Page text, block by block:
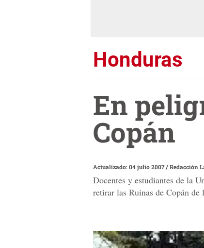
Honduras
En
Copán
Actualizado: 04 julio 2007/Redacción
Docentes y estudiantes de la
retirar las Ruinas de Copán